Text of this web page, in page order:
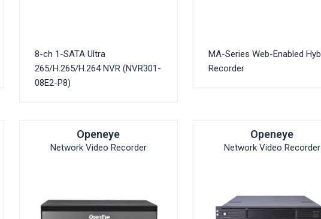
8-ch 1-SATA Ultra
265/H.265/H.264 NVR (NVR301-
08E2-P8)
MA-Series Web-Enabled
Recorder
Openeye
Network Video Recorder
Openeye
Network Video Recorder